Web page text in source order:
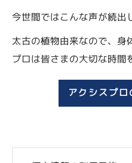
今世間ではこんな声が続出
太古の植物由来なので、身
プロは皆さまの大切な時間
アクシスプロ